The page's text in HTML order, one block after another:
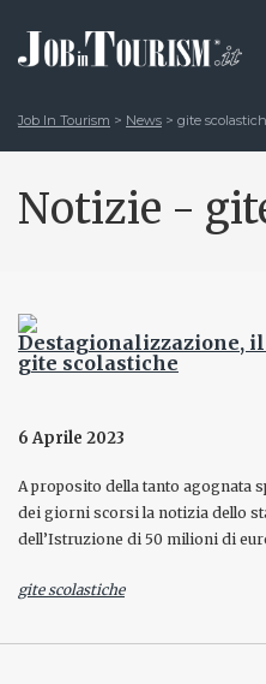
Job In Tourism > News > gite
Notizie -
Destagionalizzazione,
gite scolastiche
6 Aprile 2023
A proposito della tanto agognata
dei giorni scorsi la notizia dello
dell’Istruzione di 50 milioni di
gite scolastiche